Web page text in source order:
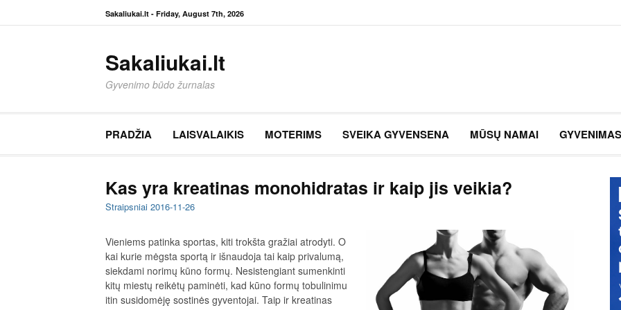
Sakaliukai.lt - Friday, August 7th, 2026
Sakaliukai.lt
Gyvenimo būdo žurnalas
PRADŽIA LAISVALAIKIS MOTERIMS SVEIKA GYVENSENA MŪSŲ NAMAI GYVENIMAS
Kas yra kreatinas monohidratas ir kaip jis veikia?
Straipsniai 2016-11-26
Vieniems patinka sportas, kiti trokšta gražiai atrodyti. O
kai kurie mėgsta sportą ir išnaudoja tai kaip privalumą,
siekdami norimų kūno formų. Nesistengiant sumenkinti
kitų miestų reikėtų paminėti, kad kūno formų tobulinimu
itin susidomėję sostinės gyventojai. Taip ir kreatinas